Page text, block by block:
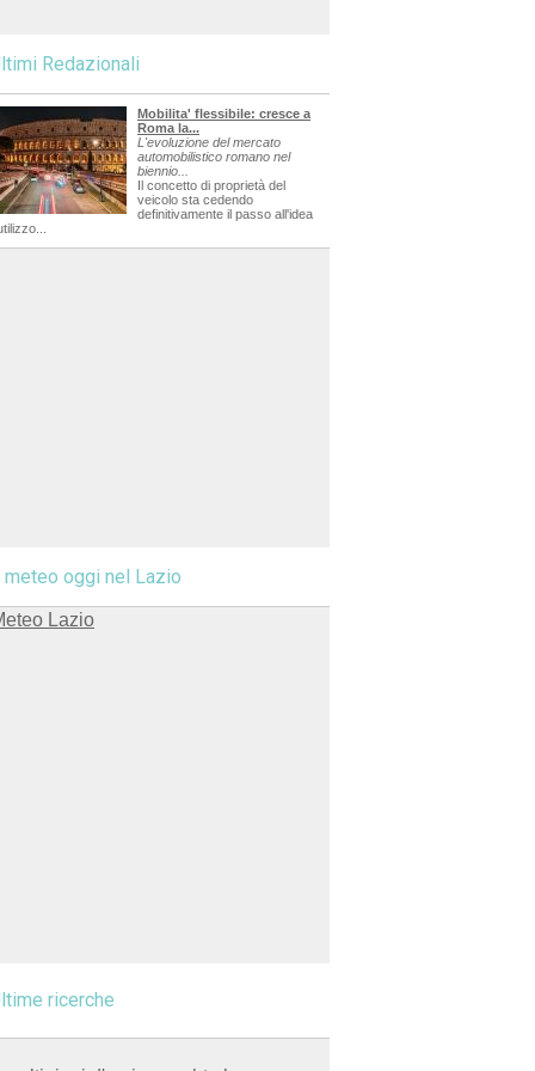
Redazionali
Mobilita' flessibile: cresce a
Roma la...
L'evoluzione del mercato
automobilistico romano nel
biennio...
Il concetto di proprietà del
veicolo sta cedendo
definitivamente il passo all'idea
meteo oggi nel Lazio
ricerche